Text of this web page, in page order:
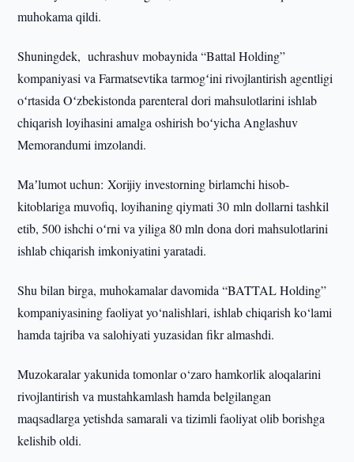
muhokama qildi.
Shuningdek, uchrashuv mobaynida “Battal Holding”
kompaniyasi va Farmatsevtika tarmogʻini rivojlantirish agentligi
oʻrtasida Oʻzbekistonda parenteral dori mahsulotlarini ishlab
chiqarish loyihasini amalga oshirish boʻyicha Anglashuv
Memorandumi imzolandi.
Maʼlumot uchun: Xorijiy investorning birlamchi hisob-
kitoblariga muvofiq, loyihaning qiymati 30 mln dollarni tashkil
etib, 500 ishchi oʻrni va yiliga 80 mln dona dori mahsulotlarini
ishlab chiqarish imkoniyatini yaratadi.
Shu bilan birga, muhokamalar davomida “BATTAL Holding”
kompaniyasining faoliyat yo‘nalishlari, ishlab chiqarish ko‘lami
hamda tajriba va salohiyati yuzasidan fikr almashdi.
Muzokaralar yakunida tomonlar o‘zaro hamkorlik aloqalarini
rivojlantirish va mustahkamlash hamda belgilangan
maqsadlarga yetishda samarali va tizimli faoliyat olib borishga
kelishib oldi.